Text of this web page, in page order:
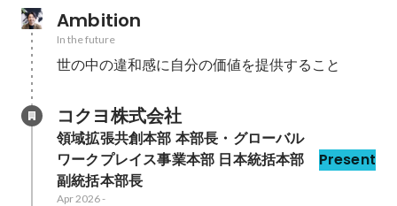
Ambition
In the future
世の中の違和感に自分の価値を提供すること
コクヨ株式会社
領域拡張共創本部 本部長・グローバル
ワークプレイス事業本部 日本統括本部
副統括本部長
Present
Apr 2026-